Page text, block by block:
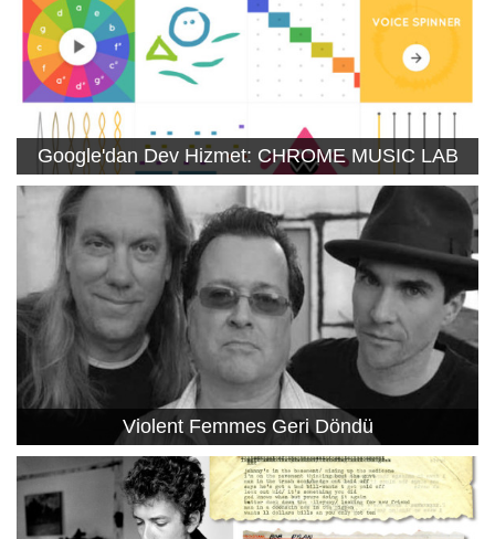
Google'dan Dev Hizmet: CHROME MUSIC LAB
Violent Femmes Geri Döndü